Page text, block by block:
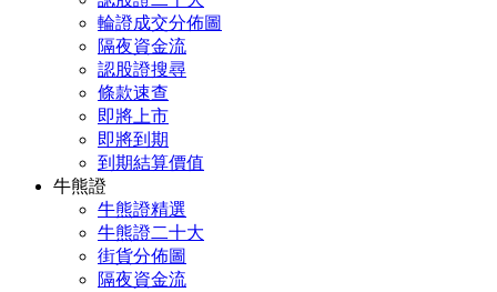
輪證成交分佈圖
隔夜資金流
認股證搜尋
條款速查
即將上市
即將到期
到期結算價值
牛熊證
牛熊證精選
牛熊證二十大
街貨分佈圖
隔夜資金流